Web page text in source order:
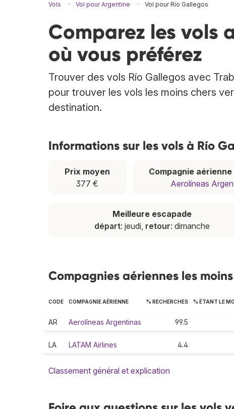
Vols Vol pour Argentine Vol pour Río Gallegos
Comparez les vols
où vous préférez
Trouver des vols Río Gallegos avec
pour trouver les vols les moins chers
destination.
Informations sur les vols à Río
Prix moyen
377 €
Compagnie
Aerolíneas
Meilleure escapade
départ: jeudi, retour: dimanche
Compagnies aériennes les
CODE COMPAGNIE AÉRIENNE % RECHERCHES % ÉTANT LE
AR Aerolíneas Argentinas 99.5
LA LATAM Airlines 4.4
Classement général et explication